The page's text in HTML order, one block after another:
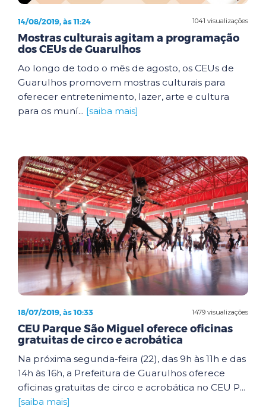
1041 visualizações
14/08/2019, às 11:24
Mostras culturais agitam a programação
dos CEUs de Guarulhos
Ao longo de todo o mês de agosto, os CEUs de
Guarulhos promovem mostras culturais para
oferecer entretenimento, lazer, arte e cultura
para os muní... [saiba mais]
1479 visualizações
18/07/2019, às 10:33
CEU Parque São Miguel oferece oficinas
gratuitas de circo e acrobática
Na próxima segunda-feira (22), das 9h às 11h e das
14h às 16h, a Prefeitura de Guarulhos oferece
oficinas gratuitas de circo e acrobática no CEU P...
[saiba mais]